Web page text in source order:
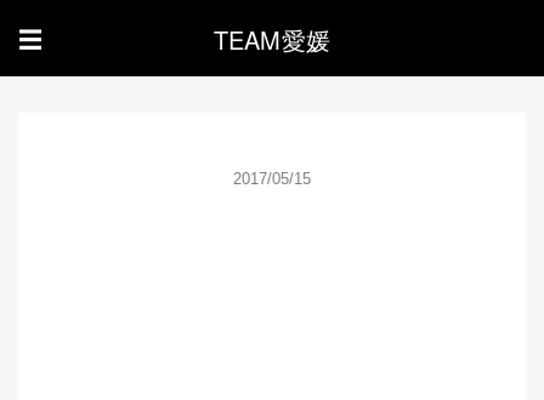
☰ TEAM愛媛
2017/05/15